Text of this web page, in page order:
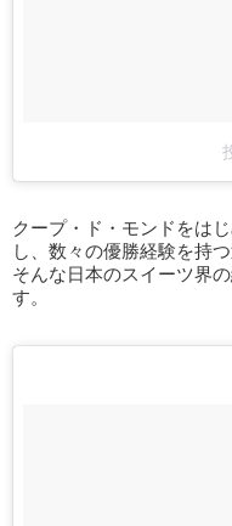
クープ・ド・モンドをは
し、数々の優勝経験を持つ
そんな日本のスイーツ界
す。